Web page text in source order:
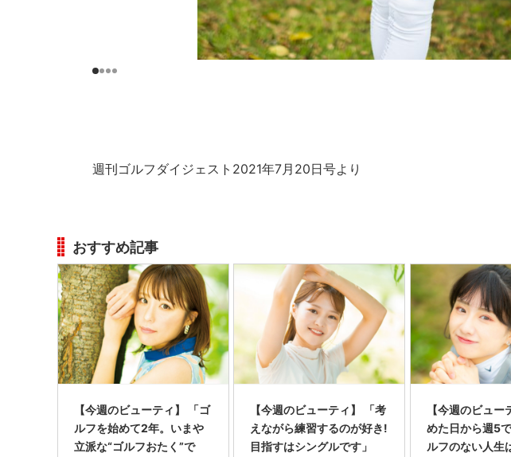
週刊ゴルフダイジェスト2021年7月20日号より
おすすめ記事
【今週のビューティ】 「ゴ
ルフを始めて2年。いまや
立派な“ゴルフおたく”で
【今週のビューティ】 「考
えながら練習するのが好き!
目指すはシングルです」
【今週のビュー
めた日から週5
ルフのない人生